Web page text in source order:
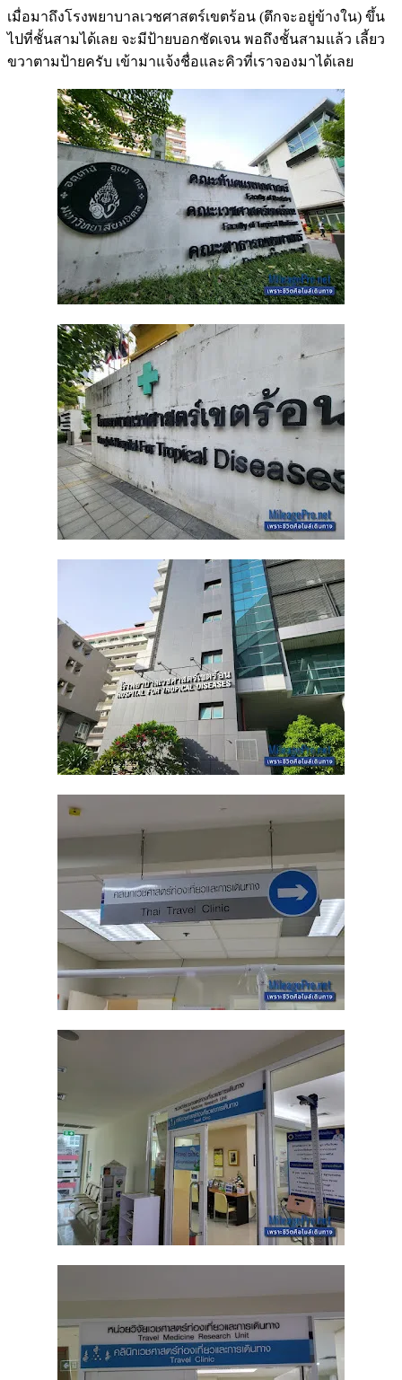
เมื่อมาถึงโรงพยาบาลเวชศาสตร์เขตร้อน (ตึกจะอยู่ข้างใน) ขึ้น
ไปที่ชั้นสามได้เลย จะมีป้ายบอกชัดเจน พอถึงชั้นสามแล้ว เลี้ยว
ขวาตามป้ายครับ เข้ามาแจ้งชื่อและคิวที่เราจองมาได้เลย